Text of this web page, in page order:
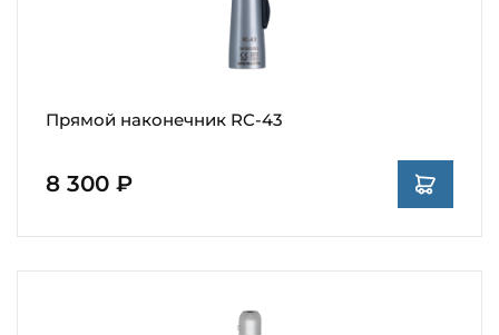
Прямой наконечник RC-43
8 300 ₽